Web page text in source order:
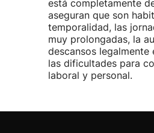
está completamente
aseguran que son
temporalidad, las
muy prolongadas, la
descansos legalmente
las dificultades para
laboral y personal.